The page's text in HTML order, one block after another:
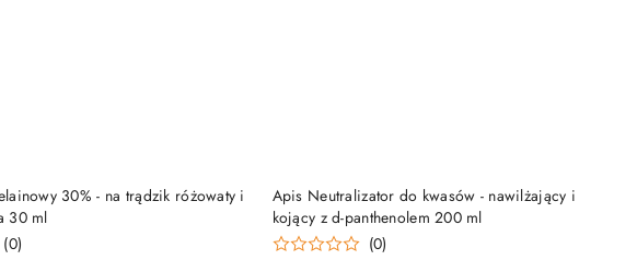
30% - na trądzik różowaty i
30 ml
(0)
PRODUKT NIEDOSTĘPNY
Apis Neutralizator do kwasów - nawilżający i
kojący z d-panthenolem 200 ml
(0)
DO KOSZYKA